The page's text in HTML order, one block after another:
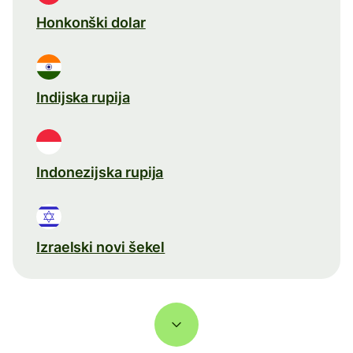
Honkonški dolar
Indijska rupija
Indonezijska rupija
Izraelski novi šekel